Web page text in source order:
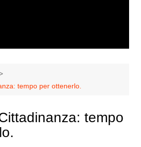
tempo per ottenerlo.
tempo